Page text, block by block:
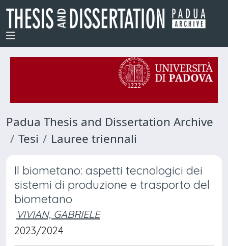
Padua Thesis and Dissertation Archive
Tesi
Lauree triennali
Il biometano: aspetti tecnologici dei
sistemi di produzione e trasporto del
biometano
VIVIAN, GABRIELE
2023/2024